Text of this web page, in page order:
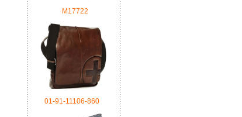
М17722
01-91-11106-860